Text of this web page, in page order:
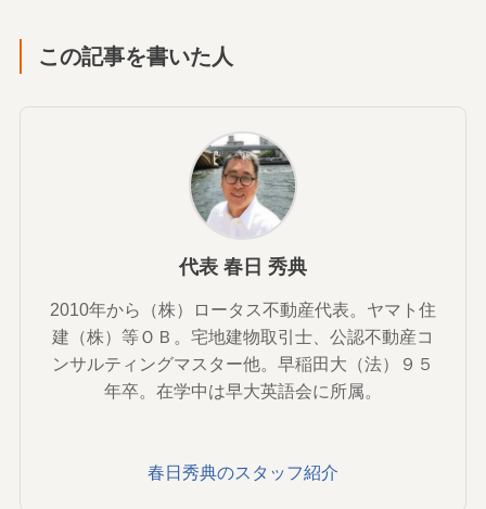
この記事を書いた人
代表 春日 秀典
2010年から（株）ロータス不動産代表。ヤマト住
建（株）等ＯＢ。宅地建物取引士、公認不動産コ
ンサルティングマスター他。早稲田大（法）９５
年卒。在学中は早大英語会に所属。
春日秀典のスタッフ紹介